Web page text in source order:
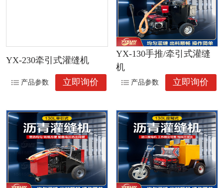
YX-230牵引式灌缝机
产品参数 立即询价
YX-130手推/牵引式灌缝
机
产品参数 立即询价